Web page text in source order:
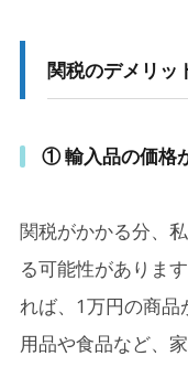
関税のデメリッ
① 輸入品の価格
関税がかかる分、
る可能性がありま
れば、1万円の商
用品や食品など、